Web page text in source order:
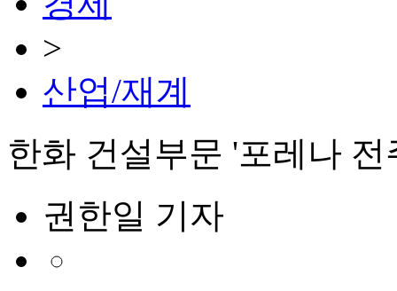
>
산업/재계
한화 건설부문 '포레나
권한일 기자